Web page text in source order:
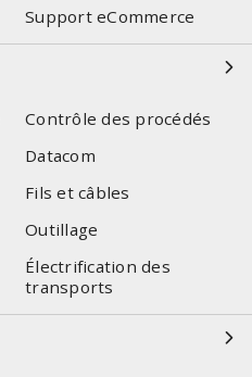
Support eCommerce
Contrôle des procédés
Datacom
Fils et câbles
Outillage
Électrification des
transports